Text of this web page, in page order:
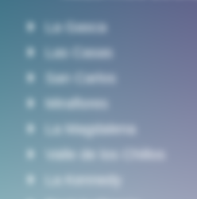
La Gasca
Las Casas
San Carlos
Miraflores
La Magdalena
Valle de los Chillos
La Kennedy